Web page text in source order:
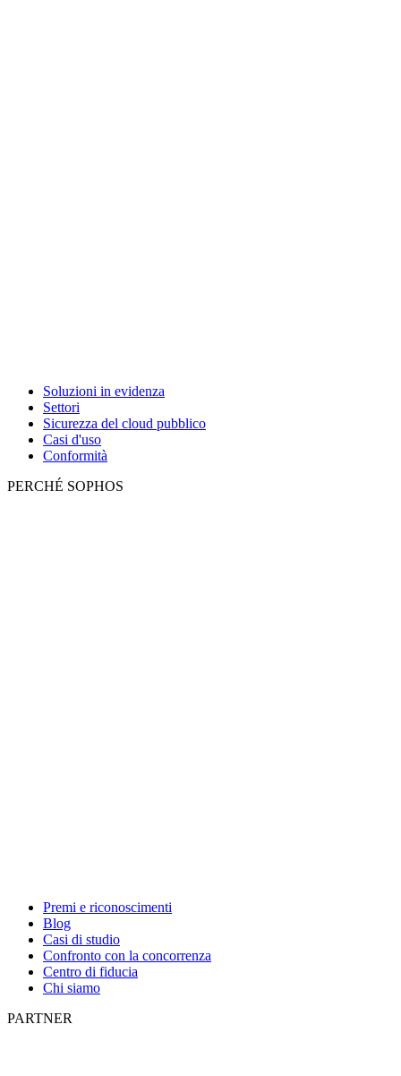
Soluzioni in evidenza
Settori
Sicurezza del cloud pubblico
Casi d'uso
Conformità
PERCHÉ SOPHOS
Premi e riconoscimenti
Blog
Casi di studio
Confronto con la concorrenza
Centro di fiducia
Chi siamo
PARTNER